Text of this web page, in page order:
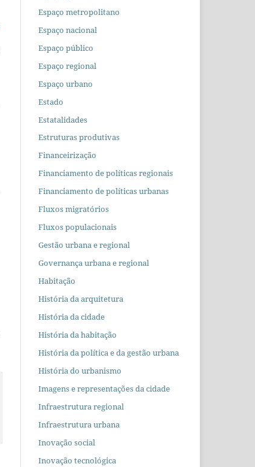
Espaço metropolitano
Espaço nacional
Espaço público
Espaço regional
Espaço urbano
Estado
Estatalidades
Estruturas produtivas
Financeirização
Financiamento de políticas regionais
Financiamento de políticas urbanas
Fluxos migratórios
Fluxos populacionais
Gestão urbana e regional
Governança urbana e regional
Habitação
História da arquitetura
História da cidade
História da habitação
História da política e da gestão urbana
História do urbanismo
Imagens e representações da cidade
Infraestrutura regional
Infraestrutura urbana
Inovação social
Inovação tecnológica